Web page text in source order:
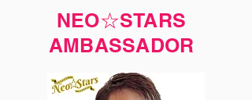
NEO☆STARS
AMBASSADOR